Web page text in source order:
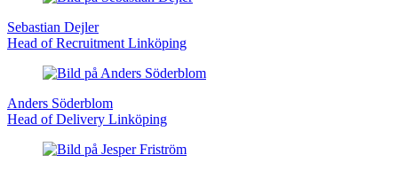
Sebastian Dejler
Head of Recruitment Linköping
Anders Söderblom
Head of Delivery Linköping